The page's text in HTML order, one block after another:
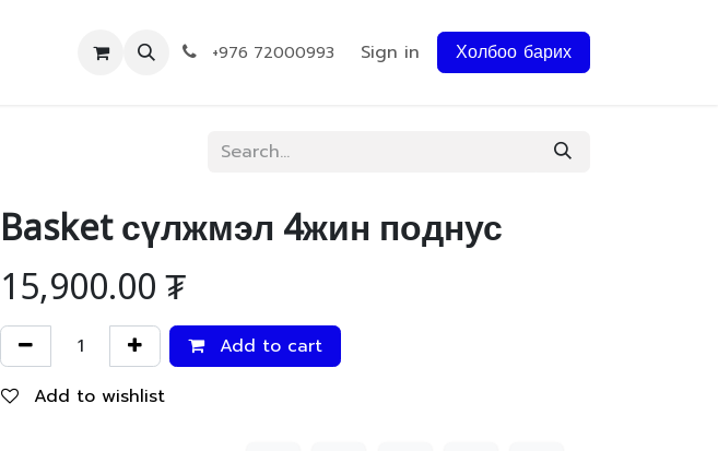
+976 72000993 Sign in Холбоо барих
Basket сүлжмэл 4жин поднус
15,900.00₮
Add to cart
Add to wishlist